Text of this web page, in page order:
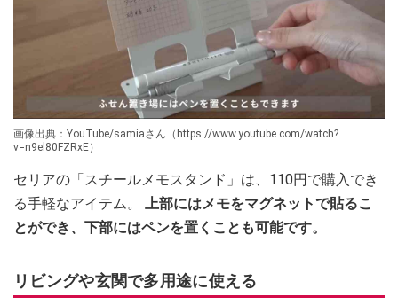
画像出典：YouTube/samiaさん（https://www.youtube.com/watch?
v=n9el80FZRxE）
セリアの「スチールメモスタンド」は、110円で購入でき
る手軽なアイテム。 上部にはメモをマグネットで貼るこ
とができ、下部にはペンを置くことも可能です。
リビングや玄関で多用途に使える